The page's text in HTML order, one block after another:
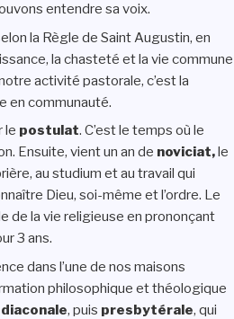
entendre sa voix.
la Règle de Saint Augustin, en
la chasteté et la vie commune
activité pastorale, c’est la
en communauté.
le postulat. C’est le temps où le
Ensuite, vient un an de noviciat,le
au studium et au travail qui
Dieu, soi-même et l’ordre. Le
de la vie religieuse en prononçant
3 ans.
dans l’une de nos maisons
philosophique et théologique
, puis presbytérale, qui